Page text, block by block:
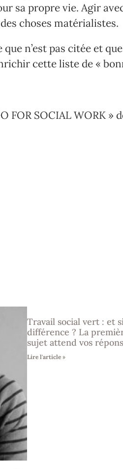
sa propre vie. Agir
choses matérialistes.
que n’est pas citée et
cette liste de «
FOR SOCIAL WORK »
Travail social vert : et
différence ? La
sujet attend vos
Lire l'article »